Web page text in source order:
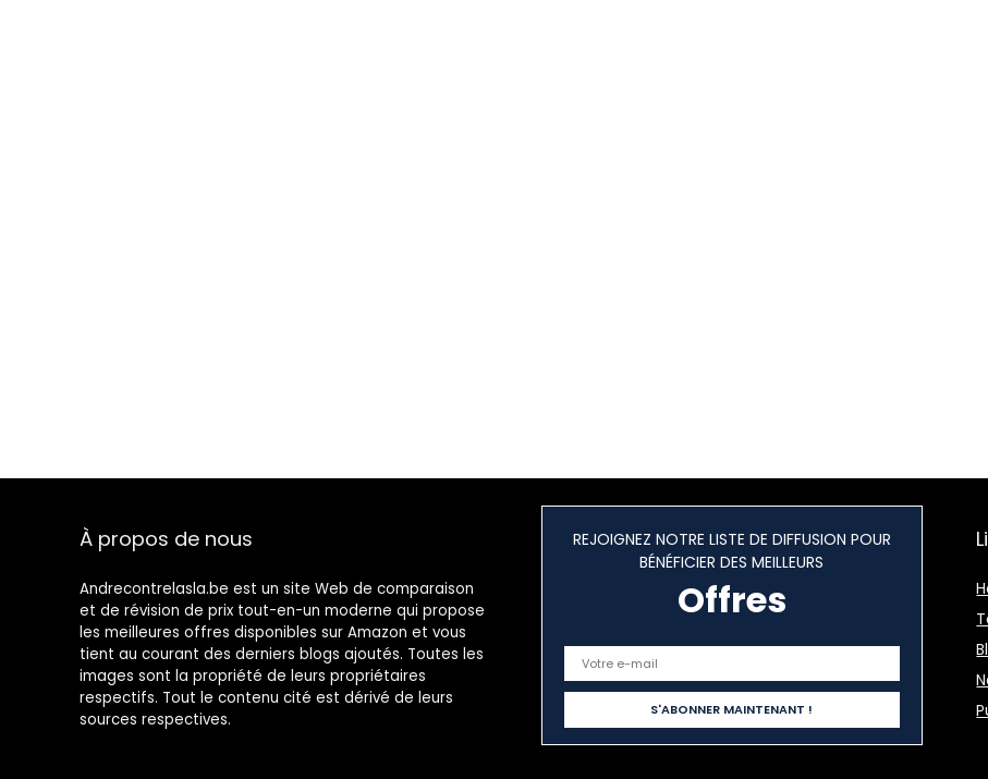
À propos de nous
Andrecontrelasla.be est un site Web de comparaison
et de révision de prix tout-en-un moderne qui propose
les meilleures offres disponibles sur Amazon et vous
tient au courant des derniers blogs ajoutés. Toutes les
images sont la propriété de leurs propriétaires
respectifs. Tout le contenu cité est dérivé de leurs
sources respectives.
REJOIGNEZ NOTRE LISTE DE DIFFUSION POUR
BÉNÉFICIER DES MEILLEURS
Offres